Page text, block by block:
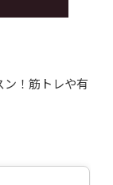
ン！筋トレや有